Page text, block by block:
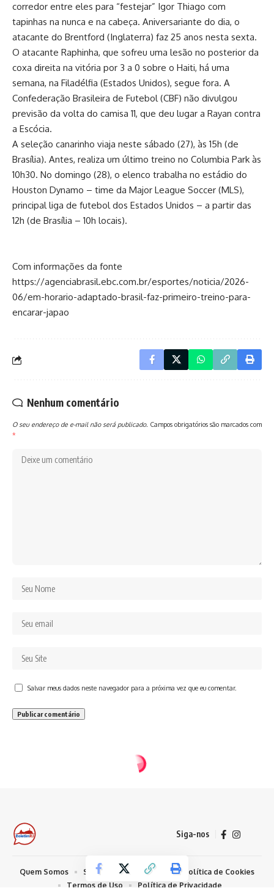
corredor entre eles para “festejar” Igor Thiago com
tapinhas na nunca e na cabeça. Aniversariante do dia, o
atacante do Brentford (Inglaterra) faz 25 anos nesta sexta.
O atacante Raphinha, que sofreu uma lesão no posterior da
coxa direita na vitória por 3 a 0 sobre o Haiti, há uma
semana, na Filadélfia (Estados Unidos), segue fora. A
Confederação Brasileira de Futebol (CBF) não divulgou
previsão da volta do camisa 11, que deu lugar a Rayan contra
a Escócia.
A seleção canarinho viaja neste sábado (27), às 15h (de
Brasília). Antes, realiza um último treino no Columbia Park às
10h30. No domingo (28), o elenco trabalha no estádio do
Houston Dynamo – time da Major League Soccer (MLS),
principal liga de futebol dos Estados Unidos – a partir das
12h (de Brasília – 10h locais).
Com informações da fonte
https://agenciabrasil.ebc.com.br/esportes/noticia/2026-
06/em-horario-adaptado-brasil-faz-primeiro-treino-para-
encarar-japao
Nenhum comentário
O seu endereço de e-mail não será publicado. Campos obrigatórios são marcados com
*
Salvar meus dados neste navegador para a próxima vez que eu comentar.
Siga-nos
Quem Somos Sobre Nosso Conteúdo
Política de Cookies
Termos de Uso
Política de Privacidade